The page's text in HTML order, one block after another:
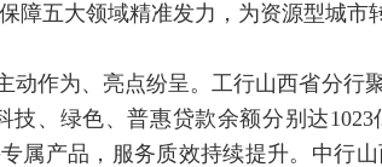
障五大领域精准发力，为资源型城市
动作为、亮点纷呈。工行山西省分行
技、绿色、普惠贷款余额分别达
属产品，服务质效持续提升。中行